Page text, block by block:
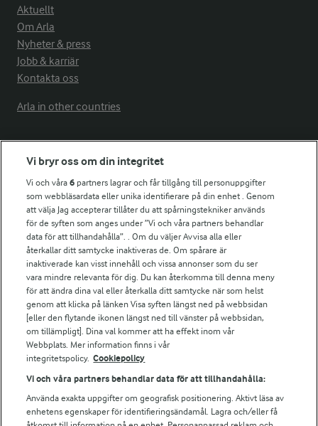
Aktuellt
Om Arla
Nyheter & press
Jobb & karriär
Kontakta oss
Arla in other countries
Fler Arlasajter
För ägare
Arlas kundportal
Arla.com
Falbygdens Ost
Arla webbshop
Bildbank
Följ oss
Vi bryr oss om din integritet
Vi och våra6 partners lagrar och får tillgång till personuppgifter
som webbläsardata eller unika identifierare på din enhet . Genom
att välja Jag accepterar tillåter du att spårningstekniker används
för de syften som anges under ”Vi och våra partners behandlar
data för att tillhandahålla”. . Om du väljer Avvisa alla eller
återkallar ditt samtycke inaktiveras de. Om spårare är
inaktiverade kan visst innehåll och vissa annonser som du ser
vara mindre relevanta för dig. Du kan återkomma till denna meny
för att ändra dina val eller återkalla ditt samtycke när som helst
genom att klicka på länken Visa syften längst ned på webbsidan
[eller den flytande ikonen längst ned till vänster på webbsidan,
om tillämpligt]. Dina val kommer att ha effekt inom vår
Webbplats. Mer information finns i vår
integritetspolicy. Cookiepolicy
Vi och våra partners behandlar data för att tillhandahålla:
Använda exakta uppgifter om geografisk positionering. Aktivt läsa av
enhetens egenskaper för identifieringsändamål. Lagra och/eller få